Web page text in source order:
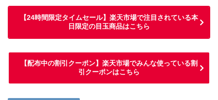
【24時間限定タイムセール】楽天市場で注目されている本
日限定の目玉商品はこちら
【配布中の割引クーポン】楽天市場でみんな使っている割
引クーポンはこちら